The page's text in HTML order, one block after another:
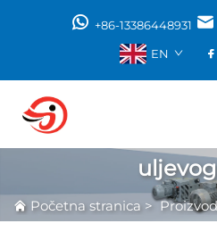
+86-13386448931
EN
Početna stranica >